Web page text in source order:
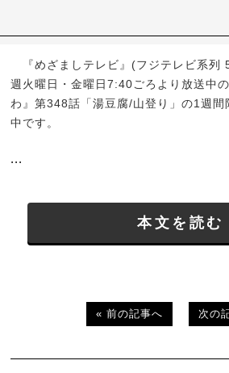
『めざましテレビ』(フジテレビ系列
週火曜日・金曜日7:40ごろより放送中
わ』第348話「湯豆腐/山登り」の1週間
中です。
...
本文を読む
« 前の記事へ 次の